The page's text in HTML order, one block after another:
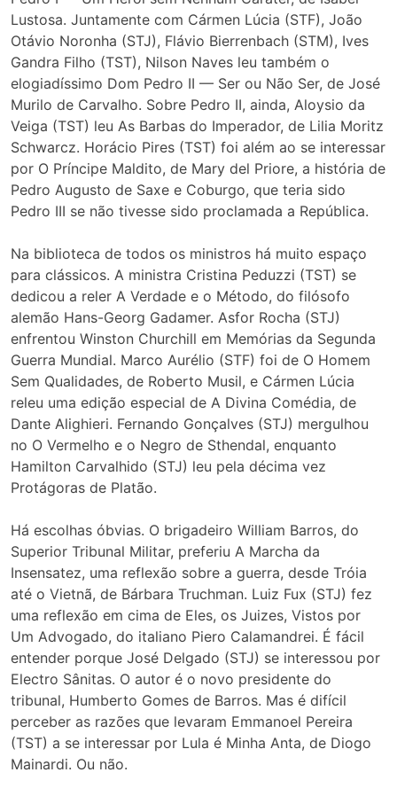
Lustosa. Juntamente com Cármen Lúcia (STF), João
Otávio Noronha (STJ), Flávio Bierrenbach (STM), Ives
Gandra Filho (TST), Nilson Naves leu também o
elogiadíssimo Dom Pedro II — Ser ou Não Ser, de José
Murilo de Carvalho. Sobre Pedro II, ainda, Aloysio da
Veiga (TST) leu As Barbas do Imperador, de Lilia Moritz
Schwarcz. Horácio Pires (TST) foi além ao se interessar
por O Príncipe Maldito, de Mary del Priore, a história de
Pedro Augusto de Saxe e Coburgo, que teria sido
Pedro III se não tivesse sido proclamada a República.
Na biblioteca de todos os ministros há muito espaço
para clássicos. A ministra Cristina Peduzzi (TST) se
dedicou a reler A Verdade e o Método, do filósofo
alemão Hans-Georg Gadamer. Asfor Rocha (STJ)
enfrentou Winston Churchill em Memórias da Segunda
Guerra Mundial. Marco Aurélio (STF) foi de O Homem
Sem Qualidades, de Roberto Musil, e Cármen Lúcia
releu uma edição especial de A Divina Comédia, de
Dante Alighieri. Fernando Gonçalves (STJ) mergulhou
no O Vermelho e o Negro de Sthendal, enquanto
Hamilton Carvalhido (STJ) leu pela décima vez
Protágoras de Platão.
Há escolhas óbvias. O brigadeiro William Barros, do
Superior Tribunal Militar, preferiu A Marcha da
Insensatez, uma reflexão sobre a guerra, desde Tróia
até o Vietnã, de Bárbara Truchman. Luiz Fux (STJ) fez
uma reflexão em cima de Eles, os Juizes, Vistos por
Um Advogado, do italiano Piero Calamandrei. É fácil
entender porque José Delgado (STJ) se interessou por
Electro Sânitas. O autor é o novo presidente do
tribunal, Humberto Gomes de Barros. Mas é difícil
perceber as razões que levaram Emmanoel Pereira
(TST) a se interessar por Lula é Minha Anta, de Diogo
Mainardi. Ou não.